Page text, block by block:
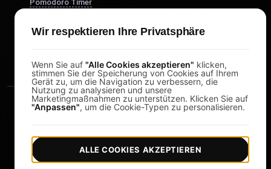
Pomodoro Timer
DesignerBox
Copyright © 2026 LoadFocus | Geschäftsbedingungen |
Wir respektieren Ihre Privatsphäre
Wenn Sie auf "Alle Cookies akzeptieren" klicken,
stimmen Sie der Speicherung von Cookies auf Ihrem
Gerät zu, um die Navigation zu verbessern, die
Nutzung zu analysieren und unsere
Marketingmaßnahmen zu unterstützen. Klicken Sie auf
"Anpassen", um die Cookie-Typen zu personalisieren.
ALLE COOKIES AKZEPTIEREN